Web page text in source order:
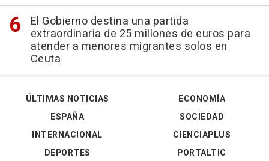
El Gobierno destina una partida
extraordinaria de 25 millones de euros para
atender a menores migrantes solos en
Ceuta
ÚLTIMAS NOTICIAS
ESPAÑA
INTERNACIONAL
DEPORTES
ECONOMÍA
SOCIEDAD
CIENCIAPLUS
PORTALTIC